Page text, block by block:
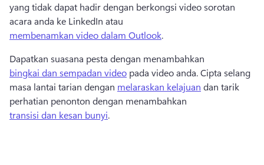
yang tidak dapat hadir dengan berkongsi video sorotan
acara anda ke LinkedIn atau
membenamkan video dalam Outlook.
Dapatkan suasana pesta dengan menambahkan
bingkai dan sempadan video pada video anda. Cipta selang
masa lantai tarian dengan melaraskan kelajuan dan tarik
perhatian penonton dengan menambahkan
transisi dan kesan bunyi.